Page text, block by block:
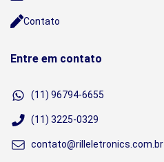
Contato
Entre em contato
(11) 96794-6655
(11) 3225-0329
contato@rilleletronics.com.br